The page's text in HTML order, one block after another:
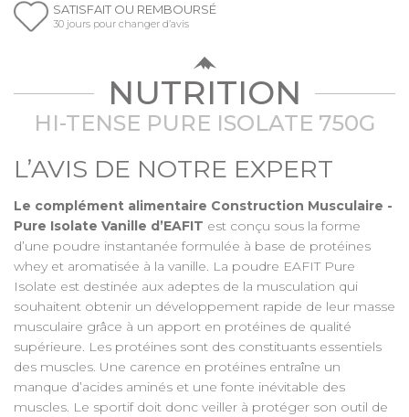
SATISFAIT OU REMBOURSÉ
30 jours pour changer d’avis
NUTRITION
HI-TENSE PURE ISOLATE 750G
L’AVIS DE NOTRE EXPERT
Le complément alimentaire Construction Musculaire -
Pure Isolate Vanille d’EAFIT est conçu sous la forme
d’une poudre instantanée formulée à base de protéines
whey et aromatisée à la vanille. La poudre EAFIT Pure
Isolate est destinée aux adeptes de la musculation qui
souhaitent obtenir un développement rapide de leur masse
musculaire grâce à un apport en protéines de qualité
supérieure. Les protéines sont des constituants essentiels
des muscles. Une carence en protéines entraîne un
manque d’acides aminés et une fonte inévitable des
muscles. Le sportif doit donc veiller à protéger son outil de